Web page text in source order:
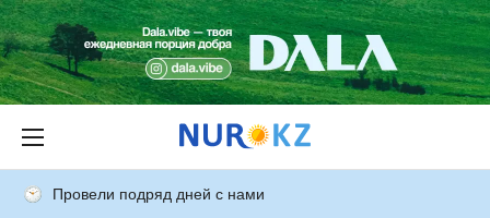
Провели подряд дней с нами